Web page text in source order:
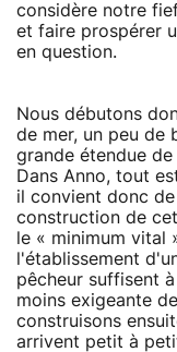
considère notre
et faire prospérer
en question.
Nous débutons
de mer, un peu de
grande étendue
Dans Anno, tout
il convient donc
construction de
le « minimum vital
l'établissement
pêcheur suffisent
moins exigeante
construisons
arrivent petit à